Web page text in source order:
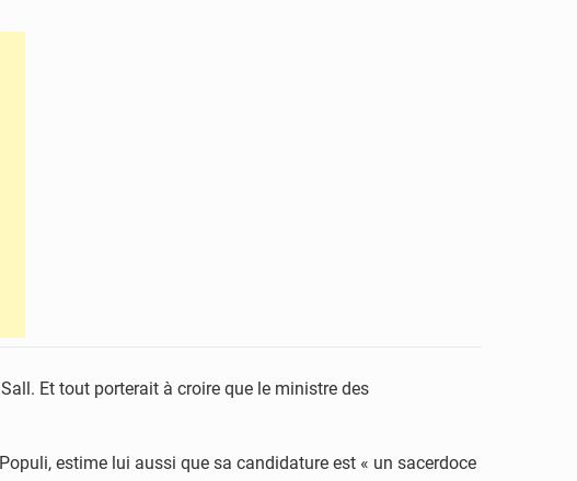
Et tout porterait à croire que le ministre des
estime lui aussi que sa candidature est « un sacerdoce